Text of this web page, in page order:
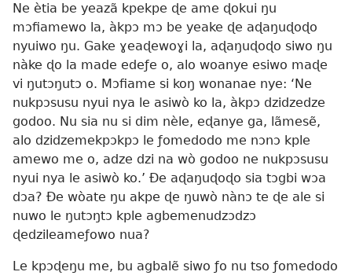
Ne ètia be yeazã kpekpe ɖe ame ɖokui ŋu
mɔfiamewo la, àkpɔ mɔ be yeake ɖe aɖaŋuɖoɖo
nyuiwo ŋu. Gake ɣeaɖewoɣi la, aɖaŋuɖoɖo siwo ŋu
nàke ɖo la made edeƒe o, alo woanye esiwo maɖe
vi ŋutɔŋutɔ o. Mɔfiame si koŋ wonanae nye: ‘Ne
nukpɔsusu nyui nya le asiwò ko la, àkpɔ dzidzedze
godoo. Nu sia nu si dim nèle, eɖanye ga, lãmesẽ,
alo dzidzemekpɔkpɔ le ƒomedodo me nɔnɔ kple
amewo me o, adze dzi na wò godoo ne nukpɔsusu
nyui nya le asiwò ko.’ Ðe aɖaŋuɖoɖo sia tɔgbi wɔa
dɔa? Ðe wòate ŋu akpe ɖe ŋuwò nànɔ te ɖe ale si
nuwo le ŋutɔŋtɔ kple agbemenudzɔdzɔ
ɖedzileameƒowo nua?
Le kpɔɖeŋu me, bu agbalẽ siwo ƒo nu tso ƒomedodo